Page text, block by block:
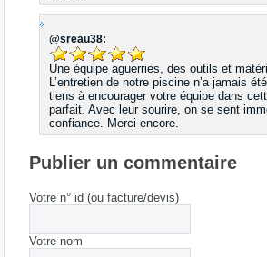
@sreau38:
Une équipe aguerries, des outils et
L’entretien de notre piscine n’a jamais
tiens à encourager votre équipe dans
parfait. Avec leur sourire, on se sent
confiance. Merci encore.
Publier un commentaire
Votre n° id (ou facture/devis)
Votre nom